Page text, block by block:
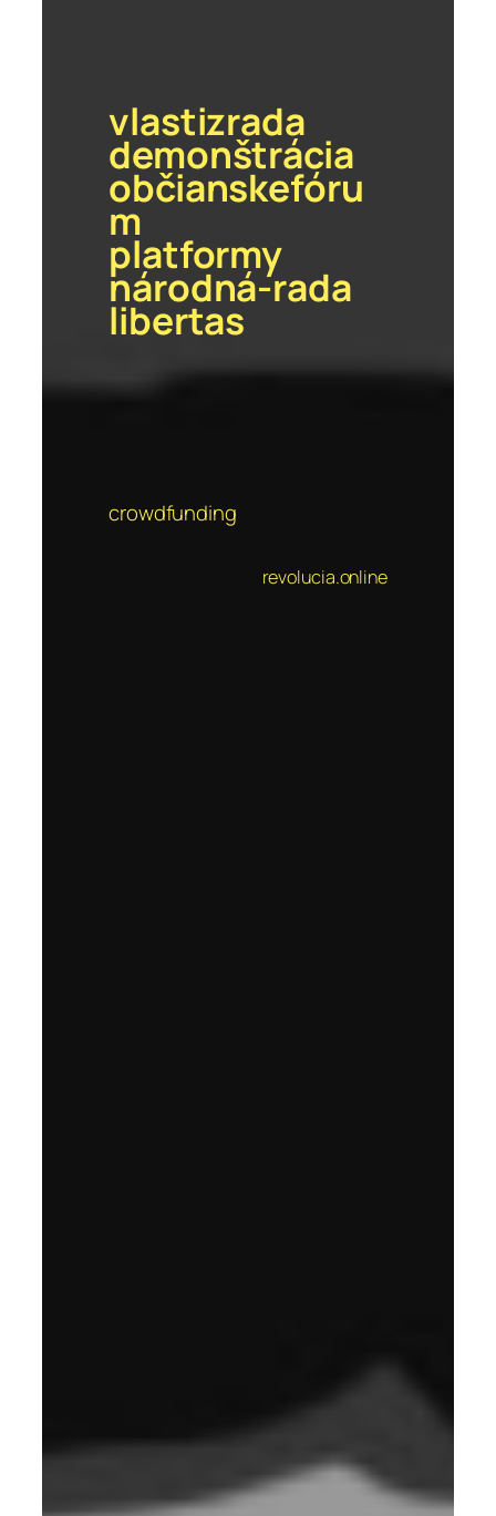
vlastizrada
demonštrácia
občianskefóru
m
platformy
národná-rada
libertas
crowdfunding
revolucia.online